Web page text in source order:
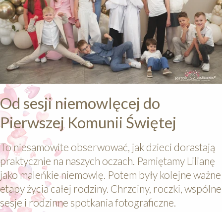
Od sesji niemowlęcej do
Pierwszej Komunii Świętej
To niesamowite obserwować, jak dzieci dorastają
praktycznie na naszych oczach. Pamiętamy Lilianę
jako maleńkie niemowlę. Potem były kolejne ważne
etapy życia całej rodziny. Chrzciny, roczki, wspólne
sesje i rodzinne spotkania fotograficzne.